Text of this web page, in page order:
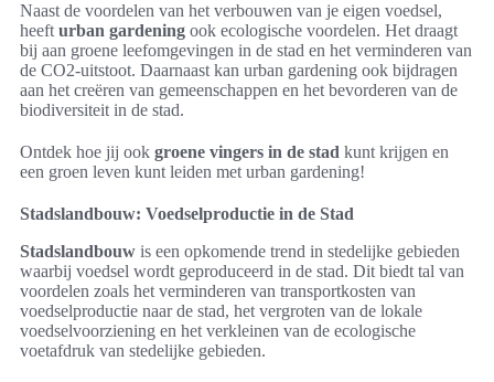
Naast de voordelen van het verbouwen van je eigen voedsel,
heeft urban gardening ook ecologische voordelen. Het draagt
bij aan groene leefomgevingen in de stad en het verminderen van
de CO2-uitstoot. Daarnaast kan urban gardening ook bijdragen
aan het creëren van gemeenschappen en het bevorderen van de
biodiversiteit in de stad.
Ontdek hoe jij ook groene vingers in de stad kunt krijgen en
een groen leven kunt leiden met urban gardening!
Stadslandbouw: Voedselproductie in de Stad
Stadslandbouw is een opkomende trend in stedelijke gebieden
waarbij voedsel wordt geproduceerd in de stad. Dit biedt tal van
voordelen zoals het verminderen van transportkosten van
voedselproductie naar de stad, het vergroten van de lokale
voedselvoorziening en het verkleinen van de ecologische
voetafdruk van stedelijke gebieden.